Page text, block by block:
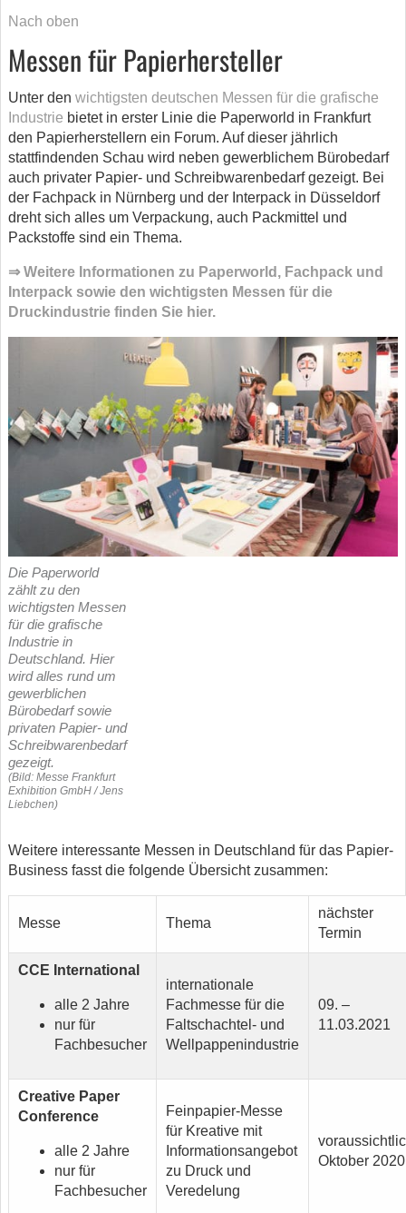
Nach oben
Messen für Papierhersteller
Unter den wichtigsten deutschen Messen für die grafische
Industrie bietet in erster Linie die Paperworld in Frankfurt
den Papierherstellern ein Forum. Auf dieser jährlich
stattfindenden Schau wird neben gewerblichem Bürobedarf
auch privater Papier- und Schreibwarenbedarf gezeigt. Bei
der Fachpack in Nürnberg und der Interpack in Düsseldorf
dreht sich alles um Verpackung, auch Packmittel und
Packstoffe sind ein Thema.
⇒ Weitere Informationen zu Paperworld, Fachpack und
Interpack sowie den wichtigsten Messen für die
Druckindustrie finden Sie hier.
Die Paperworld
zählt zu den
wichtigsten Messen
für die grafische
Industrie in
Deutschland. Hier
wird alles rund um
gewerblichen
Bürobedarf sowie
privaten Papier- und
Schreibwarenbedarf
gezeigt.
(Bild: Messe Frankfurt
Exhibition GmbH / Jens
Liebchen)
Weitere interessante Messen in Deutschland für das Papier-
Business fasst die folgende Übersicht zusammen:
Messe Thema
nächster
Termin
CCE International
alle 2 Jahre
nur für
Fachbesucher
internationale
Fachmesse für die
Faltschachtel- und
Wellpappenindustrie
09. –
11.03.2021
Creative Paper
Conference
alle 2 Jahre
nur für
Fachbesucher
Feinpapier-Messe
für Kreative mit
Informationsangebot
zu Druck und
Veredelung
Oktober 2020